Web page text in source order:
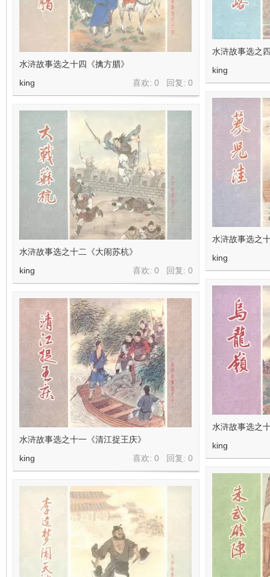
水浒故事选之
king
水浒故事选之十四《擒方腊》
喜欢: 0 回复: 0
king
水浒故事选之
king
水浒故事选之十二《大闹苏杭》
喜欢: 0 回复: 0
king
水浒故事选之
king
水浒故事选之十一《清江捉王庆》
喜欢: 0 回复: 0
king